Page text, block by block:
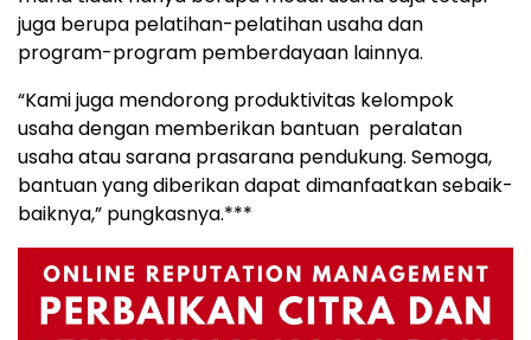
juga berupa pelatihan-pelatihan usaha dan
program-program pemberdayaan lainnya.
“Kami juga mendorong produktivitas kelompok
usaha dengan memberikan bantuan peralatan
usaha atau sarana prasarana pendukung. Semoga,
bantuan yang diberikan dapat dimanfaatkan sebaik-
baiknya,” pungkasnya.***